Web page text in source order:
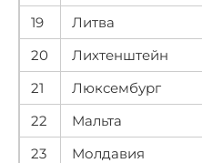
19
Литва
20
Лихтенштейн
21
Люксембург
22
Мальта
23
Молдавия